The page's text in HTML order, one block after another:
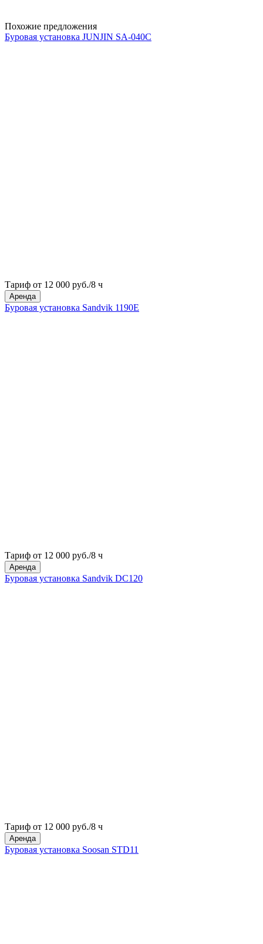
Похожие предложения
Буровая установка JUNJIN SA-040C
Тариф от 12 000 руб./8 ч
Аренда
Буровая установка Sandvik 1190E
Тариф от 12 000 руб./8 ч
Аренда
Буровая установка Sandvik DC120
Тариф от 12 000 руб./8 ч
Аренда
Буровая установка Soosan STD11